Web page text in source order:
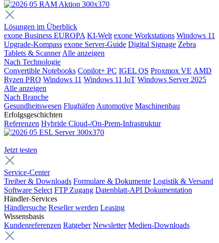
Lösungen im Überblick
exone Business EUROPA KI-Welt exone Workstations Windows 11
Upgrade-Kompass exone Server-Guide Digital Signage Zebra
Tablets & Scanner Alle anzeigen
Nach Technologie
Convertible Notebooks Copilot+ PC IGEL OS Proxmox VE AMD
Ryzen PRO Windows 11 Windows 11 IoT Windows Server 2025
Alle anzeigen
Nach Branche
Gesundheitswesen Flughäfen Automotive Maschinenbau
Erfolgsgeschichten
Referenzen Hybride Cloud-/On-Prem-Infrastruktur
Jetzt testen
Service-Center
Treiber & Downloads Formulare & Dokumente Logistik & Versand
Software Select FTP Zugang Datenblatt-API Dokumentation
Händler-Services
Händlersuche Reseller werden Leasing
Wissensbasis
Kundenreferenzen Ratgeber Newsletter Medien-Downloads